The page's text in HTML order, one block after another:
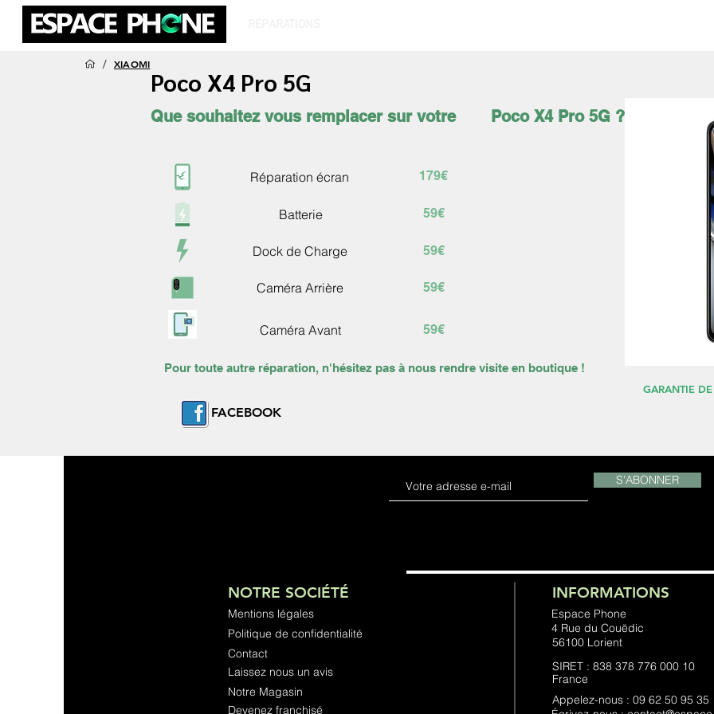
Poco X4 Pro 5G
Que souhaitez vous remplacer sur votre Poco X4 Pro 5G ?
Réparation écran
Batterie
Dock de Charge
Caméra Arrière
Caméra Avant
179€
59€
59€
59€
59€
Pour toute autre réparation, n'hésitez pas à nous rendre visite en boutique !
FACEBOOK
GARANTIE
/ XIAOMI
S'ABONNER
NOTRE SOCIÉTÉ INFORMATIONS
Mentions légales
Politique de confidentialité
Contact
Laissez nous un avis
Notre Magasin
Devenez franchisé
Espace Phone
4 Rue du Couëdic
56100 Lorient
SIRET : 838 378 776 000 10
France
Appelez-nous : 09 62 50 95 35